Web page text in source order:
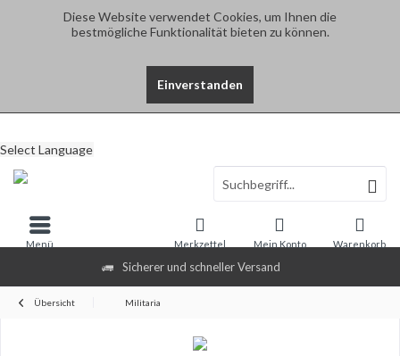
Diese Website verwendet Cookies, um Ihnen die
bestmögliche Funktionalität bieten zu können.
Einverstanden
Sicherer und schneller Versand
Select Language
Warenkorb
Merkzettel Mein Konto
Menü
Übersicht Militaria